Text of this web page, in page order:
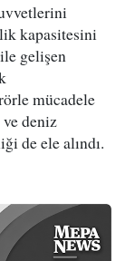
kapasitesini
gelişen
mücadele
deniz
de ele alındı.